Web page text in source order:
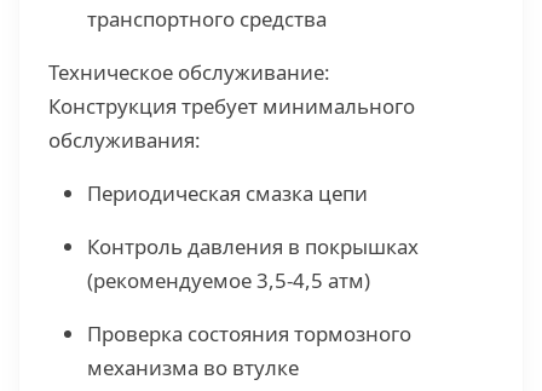
транспортного средства
Техническое обслуживание:
Конструкция требует минимального
обслуживания:
Периодическая смазка цепи
Контроль давления в покрышках
(рекомендуемое 3,5-4,5 атм)
Проверка состояния тормозного
механизма во втулке